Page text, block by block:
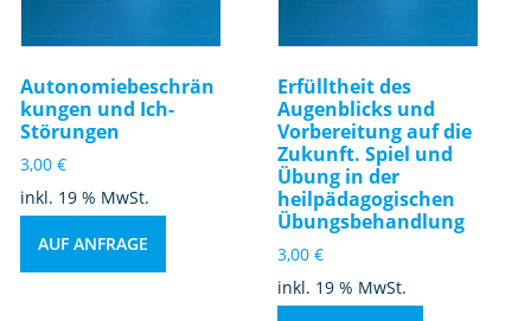
Autonomiebeschrän
kungen und Ich-
Störungen
3,00€
inkl. 19 % MwSt.
AUF ANFRAGE
Erfülltheit des
Augenblicks und
Vorbereitung auf die
Zukunft. Spiel und
Übung in der
heilpädagogischen
Übungsbehandlung
3,00€
inkl. 19 % MwSt.